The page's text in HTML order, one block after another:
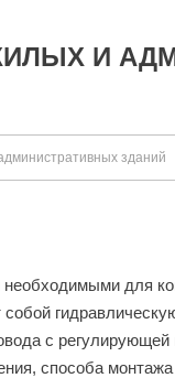
И
зданий
для
с
способа